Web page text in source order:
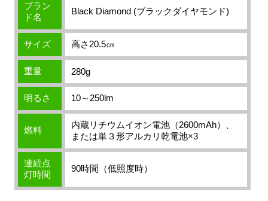
ブラン
ド名
Black Diamond (ブラックダイヤモンド)
サイズ 高さ20.5㎝
重量 280g
明るさ 10～250lm
燃料
内蔵リチウムイオン電池（2600mAh）、
または単３形アルカリ乾電池×3
連続点
灯時間
90時間（低照度時）